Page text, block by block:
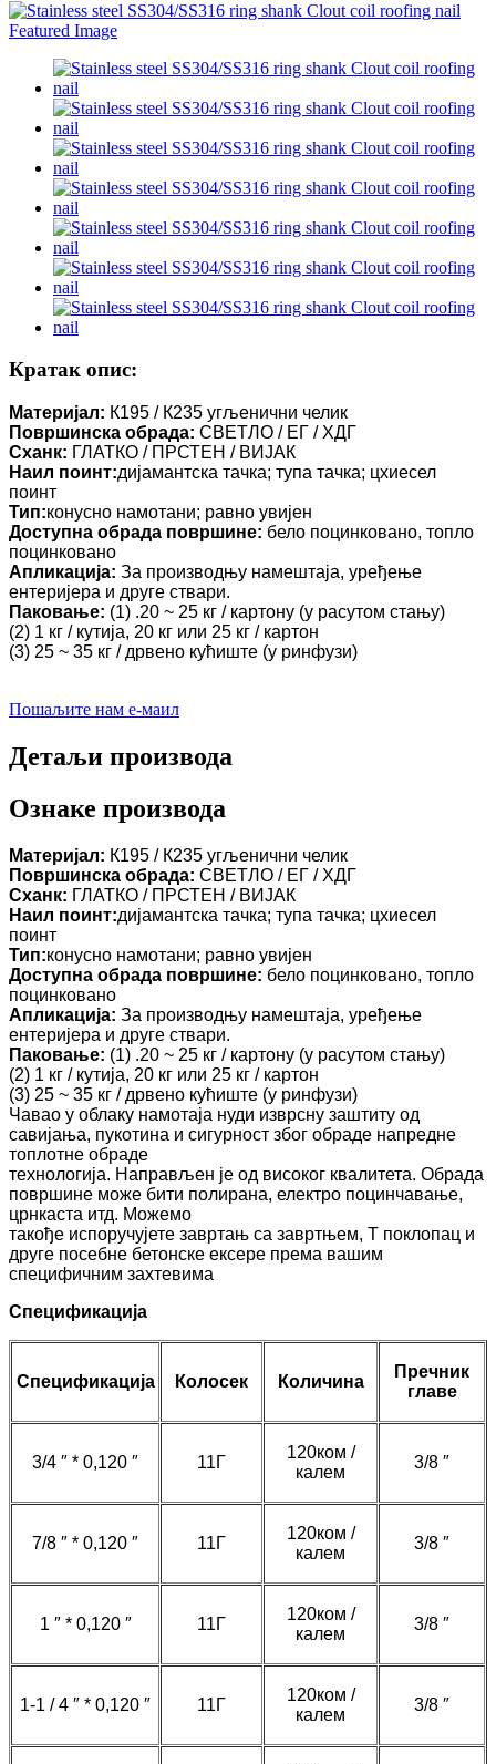
Кратак опис:
Материјал: К195 / К235 угљенични челик
Површинска обрада: СВЕТЛО / ЕГ / ХДГ
Сханк: ГЛАТКО / ПРСТЕН / ВИЈАК
Наил поинт:дијамантска тачка; тупа тачка; цхиесел
поинт
Тип:конусно намотани; равно увијен
Доступна обрада површине: бело поцинковано, топло
поцинковано
Апликација: За производњу намештаја, уређење
ентеријера и друге ствари.
Паковање: (1) .20 ~ 25 кг / картону (у расутом стању)
(2) 1 кг / кутија, 20 кг или 25 кг / картон
(3) 25 ~ 35 кг / дрвено кућиште (у ринфузи)
Пошаљите нам е-маил
Детаљи производа
Ознаке производа
Материјал: К195 / К235 угљенични челик
Површинска обрада: СВЕТЛО / ЕГ / ХДГ
Сханк: ГЛАТКО / ПРСТЕН / ВИЈАК
Наил поинт:дијамантска тачка; тупа тачка; цхиесел
поинт
Тип:конусно намотани; равно увијен
Доступна обрада површине: бело поцинковано, топло
поцинковано
Апликација: За производњу намештаја, уређење
ентеријера и друге ствари.
Паковање: (1) .20 ~ 25 кг / картону (у расутом стању)
(2) 1 кг / кутија, 20 кг или 25 кг / картон
(3) 25 ~ 35 кг / дрвено кућиште (у ринфузи)
Чавао у облаку намотаја нуди изврсну заштиту од
савијања, пукотина и сигурност због обраде напредне
топлотне обраде
технологија. Направљен је од високог квалитета. Обрада
површине може бити полирана, електро поцинчавање,
црнкаста итд. Можемо
такође испоручујете завртањ са завртњем, Т поклопац и
друге посебне бетонске ексере према вашим
специфичним захтевима
Спецификација
Спецификација Колосек Количина
Пречник
главе
3/4 ″ * 0,120 ″ 11Г
120ком /
калем
3/8 ″
7/8 ″ * 0,120 ″ 11Г
120ком /
калем
3/8 ″
1 ″ * 0,120 ″ 11Г
120ком /
калем
3/8 ″
1-1 / 4 ″ * 0,120 ″ 11Г
120ком /
калем
3/8 ″